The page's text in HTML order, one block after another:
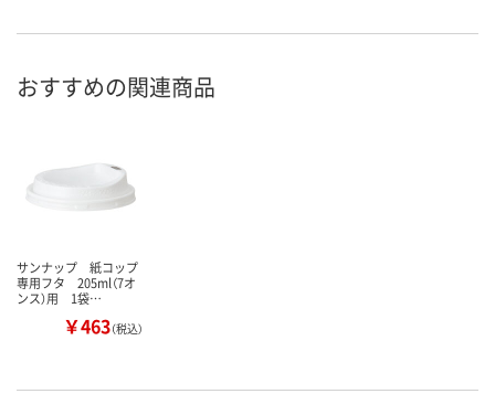
おすすめの関連商品
サンナップ 紙コップ
専用フタ 205ml（7オ
ンス）用 1袋…
￥463（税込）